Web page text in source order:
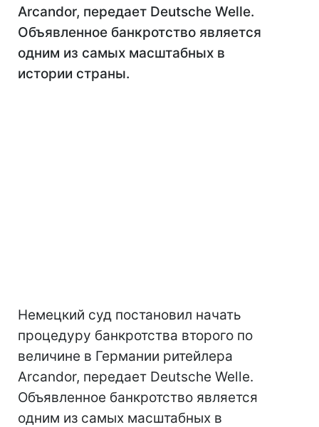
Arcandor, передает Deutsche Welle.
Объявленное банкротство является
одним из самых масштабных в
истории страны.
Немецкий суд постановил начать
процедуру банкротства второго по
величине в Германии ритейлера
Arcandor, передает Deutsche Welle.
Объявленное банкротство является
одним из самых масштабных в